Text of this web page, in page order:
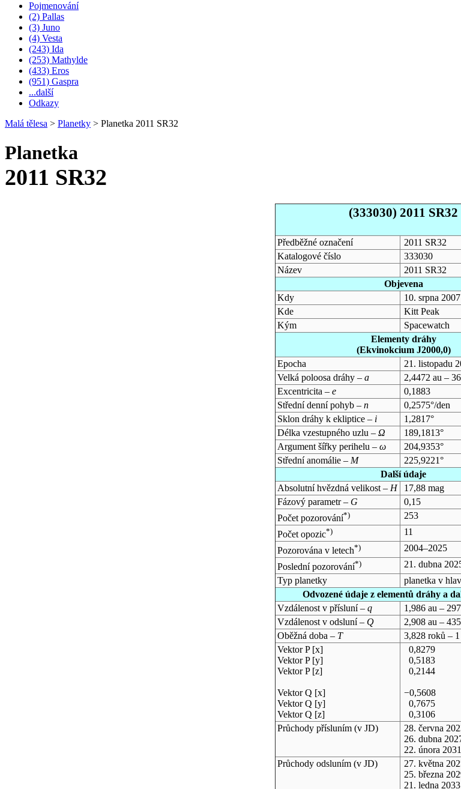
Pojmenování
(2) Pallas
(3) Juno
(4) Vesta
(243) Ida
(253) Mathylde
(433) Eros
(951) Gaspra
...další
Odkazy
Malá tělesa > Planetky > Planetka 2011 SR32
Planetka
2011 SR32
(333030) 2011 SR32
Předběžné označení
2011 SR32
Katalogové číslo
333030
Název
2011 SR32
Objevena
Kdy
10. srpna 2007
Kde
Kitt Peak
Kým
Spacewatch
Elementy dráhy
(Ekvinokcium J2000,0)
Epocha
21. listopadu
Velká poloosa dráhy – a
2,4472 au –
Excentricita – e
0,1883
Střední denní pohyb – n
0,2575°/den
Sklon dráhy k ekliptice – i
1,2817°
Délka vzestupného uzlu – Ω
189,1813°
Argument šířky perihelu – ω
204,9353°
Střední anomálie – M
225,9221°
Další údaje
Absolutní hvězdná velikost – H
17,88 mag
Fázový parametr – G
0,15
Počet pozorování*)
253
Počet opozic*)
11
Pozorována v letech*)
2004–2025
Poslední pozorování*)
21. dubna
Typ planetky
planetka v
Odvozené údaje z elementů dráhy a
Vzdálenost v přísluní – q
1,986 au –
Vzdálenost v odsluní – Q
2,908 au –
Oběžná doba – T
3,828 roků –
Vektor P [x]
Vektor P [y]
Vektor P [z]
Vektor Q [x]
Vektor Q [y]
Vektor Q [z]
0,8279
0,5183
0,2144
−0,5608
0,7675
0,3106
Průchody přísluním (v JD) 28. června
26. dubna
22. února 2031
Průchody odsluním (v JD) 27. května
25. března
21. ledna 2033